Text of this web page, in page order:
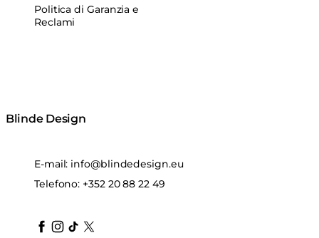
Politica di Garanzia e
Reclami
Blinde Design
E-mail: info@blindedesign.eu
Telefono: +352 20 88 22 49
blindedesign
blindedesign
blindedesign
blinde-design
blindedesign